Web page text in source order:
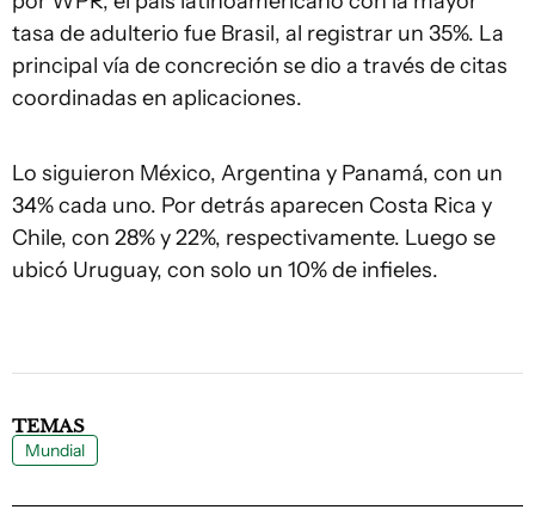
tasa de adulterio fue Brasil, al registrar un 35%. La
principal vía de concreción se dio a través de citas
coordinadas en aplicaciones.
Lo siguieron México, Argentina y Panamá, con un
34% cada uno. Por detrás aparecen Costa Rica y
Chile, con 28% y 22%, respectivamente. Luego se
ubicó Uruguay, con solo un 10% de infieles.
TEMAS
Mundial